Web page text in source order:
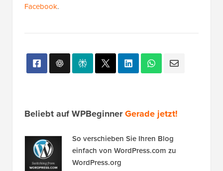
Facebook.
Beliebt auf WPBeginnerGerade jetzt!
So verschieben Sie Ihren Blog
einfach von WordPress.com zu
WordPress.org